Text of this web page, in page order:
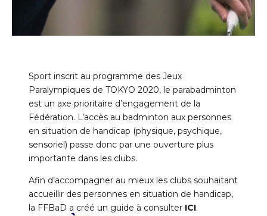
Sport inscrit au programme des Jeux
Paralympiques de TOKYO 2020, le parabadminton
est un axe prioritaire d’engagement de la
Fédération. L’accès au badminton aux personnes
en situation de handicap (physique, psychique,
sensoriel) passe donc par une ouverture plus
importante dans les clubs.
Afin d’accompagner au mieux les clubs souhaitant
accueillir des personnes en situation de handicap,
la FFBaD a créé un guide à consulter ICI.